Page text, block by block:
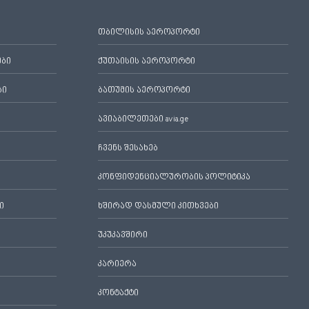
თბილისის აეროპორტი
ქუთაისის აეროპორტი
ბათუმის აეროპორტი
ავიაბილეთები avia.ge
ჩვენს შესახებ
კონფიდენციალურობის პოლიტიკა
ხშირად დასმული კითხვები
უკუკავშირი
კარიერა
კონტაქტი